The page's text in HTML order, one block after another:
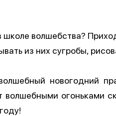
школе волшебства?
из них сугробы,
новогодний
волшебными огоньками